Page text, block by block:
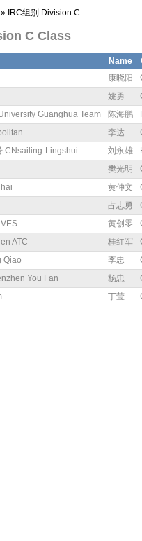
» IRC组别 Division C
C Class
Name
康晓阳
姚勇
Guanghua Team 陈海鹏
李达
CNsailing-Lingshui 刘永雄
樊光明
黄仲文
占志勇
黄创零
ATC 桂红军
Qiao 李忠
You Fan 杨忠
丁莹